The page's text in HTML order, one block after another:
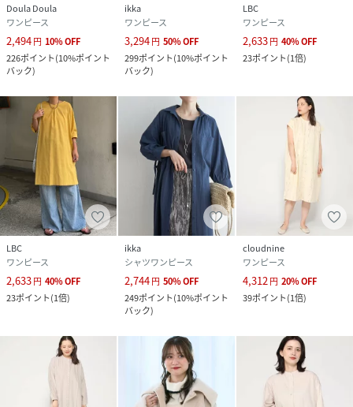
Doula Doula
ワンピース
2,494円 10%OFF
226ポイント(10%ポイント
バック)
ikka
ワンピース
3,294円 50%OFF
299ポイント(10%ポイント
バック)
LBC
ワンピース
2,633円 40%OFF
23ポイント(1倍)
LBC
ワンピース
2,633円 40%OFF
23ポイント(1倍)
ikka
シャツワンピース
2,744円 50%OFF
249ポイント(10%ポイント
バック)
cloudnine
ワンピース
4,312円 20%OFF
39ポイント(1倍)